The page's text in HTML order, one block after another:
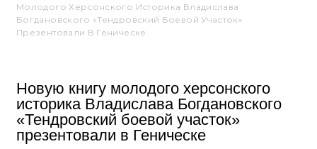
Молодого Херсонского Историка Владислава
Богдановского «Тендровский Боевой Участок»
Презентовали В Геническе
Новую книгу молодого херсонского
историка Владислава Богдановского
«Тендровский боевой участок»
презентовали в Геническе